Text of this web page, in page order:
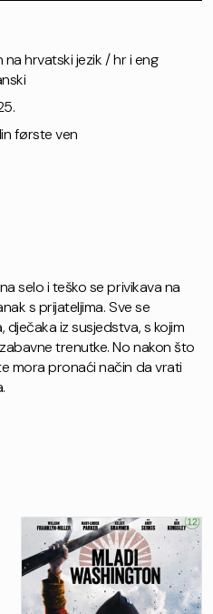
na hrvatski jezik / hr i eng
første ven
selo i teško se privikava na
s prijateljima. Sve se
iz susjedstva, s kojim
trenutke. No nakon što
mora pronaći način da vrati